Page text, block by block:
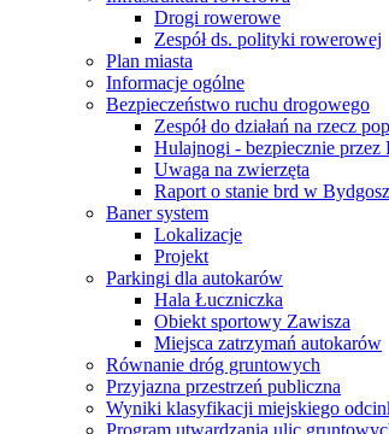
Drogi rowerowe
Zespół ds. polityki rowerowej
Plan miasta
Informacje ogólne
Bezpieczeństwo ruchu drogowego
Zespół do działań na rzecz
Hulajnogi - bezpiecznie przez
Uwaga na zwierzęta
Raport o stanie brd w
Baner system
Lokalizacje
Projekt
Parkingi dla autokarów
Hala Łuczniczka
Obiekt sportowy Zawisza
Miejsca zatrzymań autokarów
Równanie dróg gruntowych
Przyjazna przestrzeń publiczna
Wyniki klasyfikacji miejskiego
Program utwardzania ulic